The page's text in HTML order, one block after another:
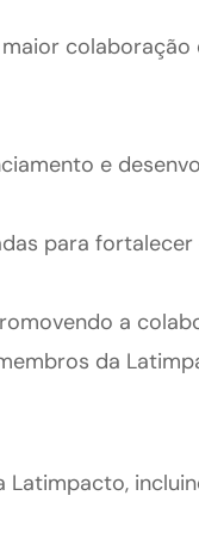
e
para
a
da